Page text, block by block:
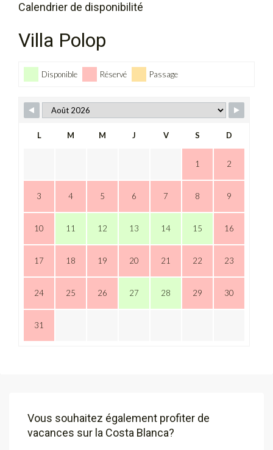
Calendrier de disponibilité
Villa Polop
Disponible Réservé Passage
L M M J V S D
1 2
3 4 5 6 7 8 9
10 11 12 13 14 15 16
17 18 19 20 21 22 23
24 25 26 27 28 29 30
31
Vous souhaitez également profiter de
vacances sur la Costa Blanca?